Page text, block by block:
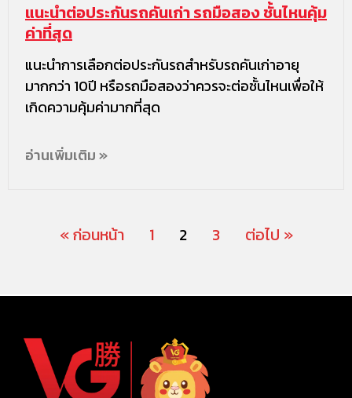
แนะนำต่อประกันรถคันเก่า รถมือสอง ชั้นไหนคุ้ม
ค่าที่สุด
แนะนำการเลือกต่อประกันรถสำหรับรถคันเก่าอายุ
มากกว่า 10ปี หรือรถมือสองว่าควรจะต่อชั้นไหนเพื่อให้
เกิดความคุ้มค่ามากที่สุด
อ่านเพิ่มเติม »
« ก่อนหน้า 1 2 3 ต่อไป »